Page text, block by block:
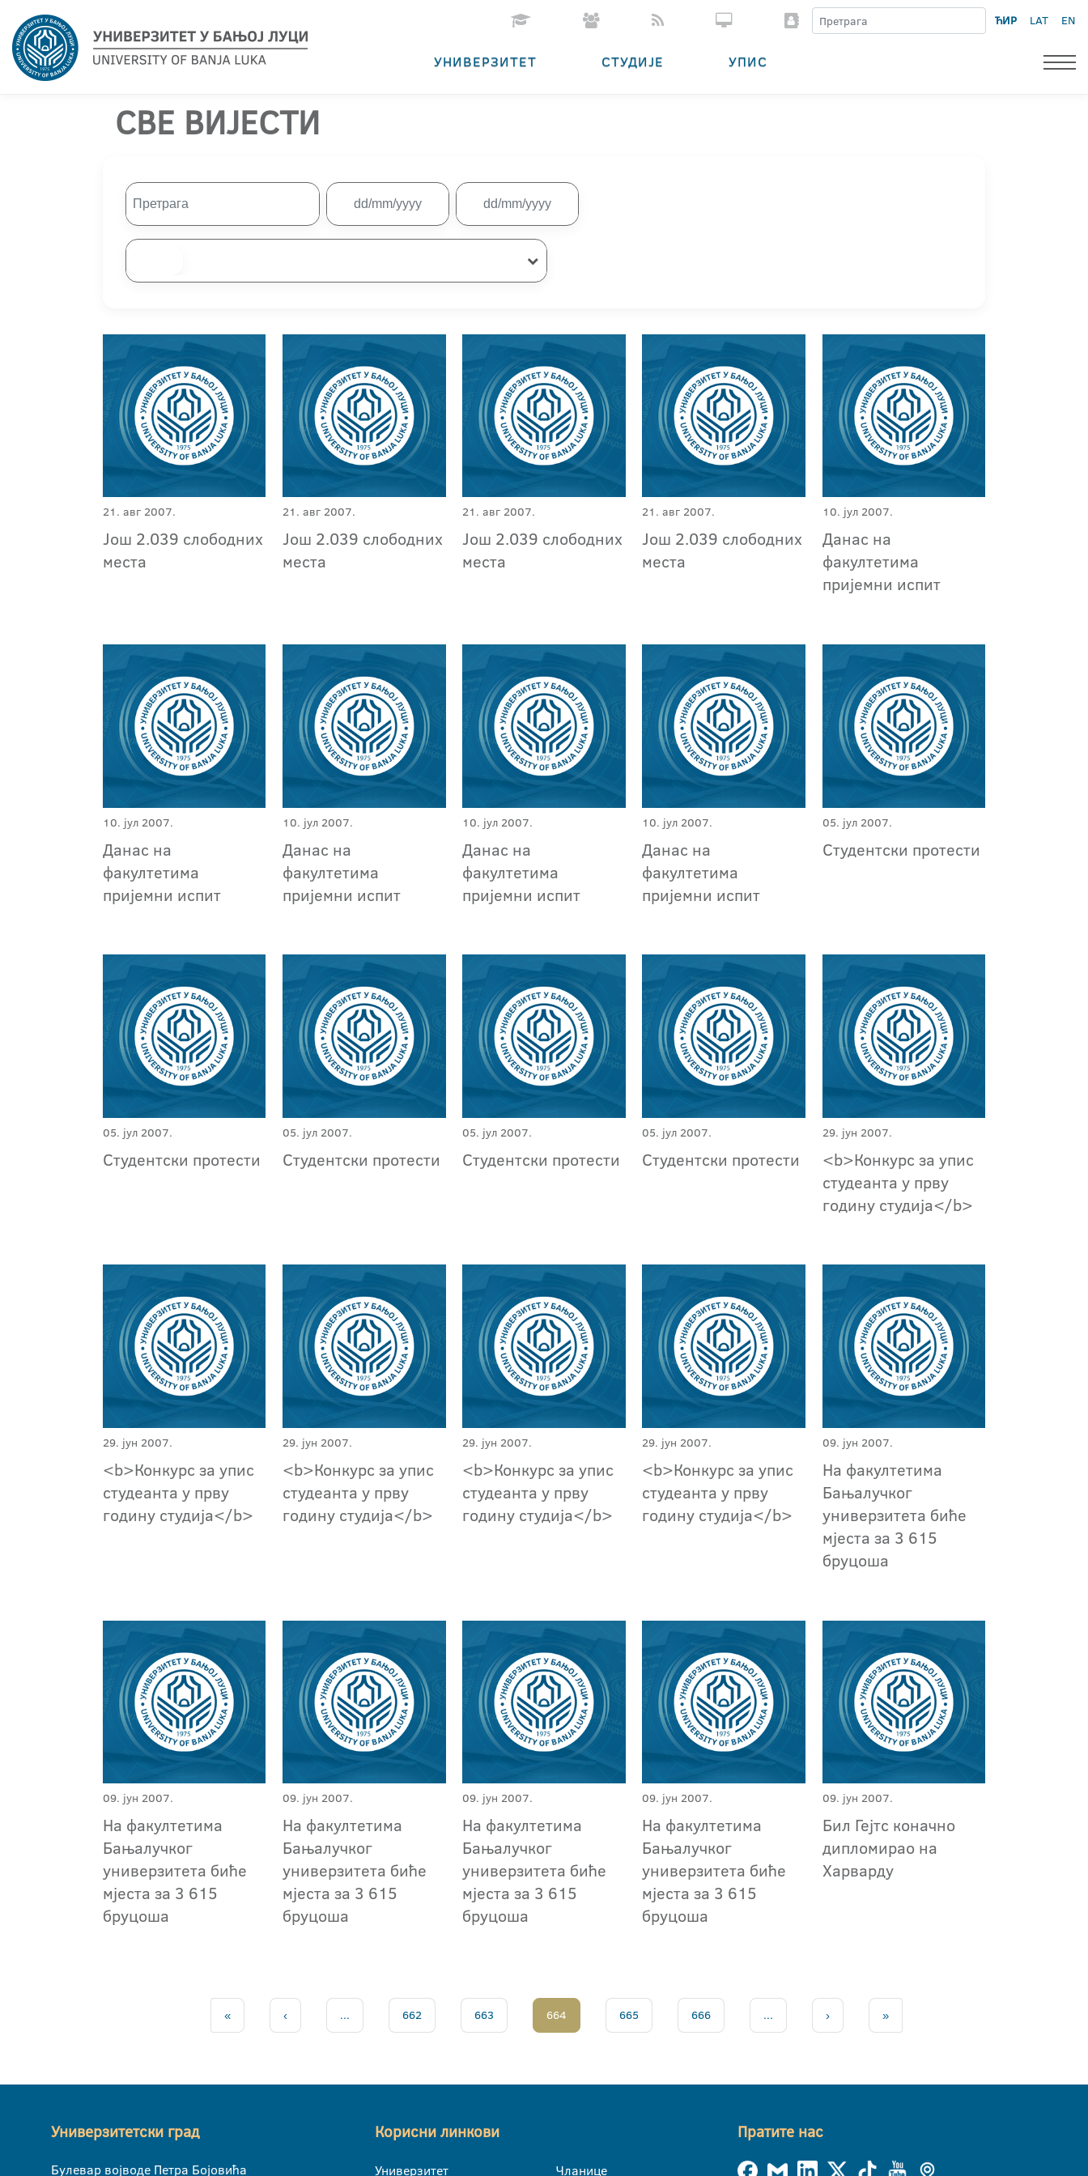
ЋИР LAT EN
УНИВЕРЗИТЕТ СТУДИЈЕ УПИС
СВЕ ВИЈЕСТИ
21. авг 2007.
Још 2.039 слободних
места
21. авг 2007.
Још 2.039 слободних
места
21. авг 2007.
Још 2.039 слободних
места
21. авг 2007.
Још 2.039 слободних
места
10. јул 2007.
Данас на
факултетима
пријемни испит
10. јул 2007.
Данас на
факултетима
пријемни испит
10. јул 2007.
Данас на
факултетима
пријемни испит
10. јул 2007.
Данас на
факултетима
пријемни испит
10. јул 2007.
Данас на
факултетима
пријемни испит
05. јул 2007.
Студентски протести
05. јул 2007.
Студентски протести
05. јул 2007.
Студентски протести
05. јул 2007.
Студентски протести
05. јул 2007.
Студентски протести
29. јун 2007.
<b>Конкурс за упис
студеанта у прву
годину студија</b>
29. јун 2007.
<b>Конкурс за упис
студеанта у прву
годину студија</b>
29. јун 2007.
<b>Конкурс за упис
студеанта у прву
годину студија</b>
29. јун 2007.
<b>Конкурс за упис
студеанта у прву
годину студија</b>
29. јун 2007.
<b>Конкурс за упис
студеанта у прву
годину студија</b>
09. јун 2007.
На факултетима
Бањалучког
универзитета биће
мјеста за 3 615
бруцоша
09. јун 2007.
На факултетима
Бањалучког
универзитета биће
мјеста за 3 615
бруцоша
09. јун 2007.
На факултетима
Бањалучког
универзитета биће
мјеста за 3 615
бруцоша
09. јун 2007.
На факултетима
Бањалучког
универзитета биће
мјеста за 3 615
бруцоша
09. јун 2007.
На факултетима
Бањалучког
универзитета биће
мјеста за 3 615
бруцоша
09. јун 2007.
Бил Гејтс коначно
дипломирао на
Харварду
« ‹ ... 662 663 664 665 666 ... › »
Универзитетски град
Булевар војводе Петра Бојовића
Корисни линкови
Универзитет Чланице
Пратите нас